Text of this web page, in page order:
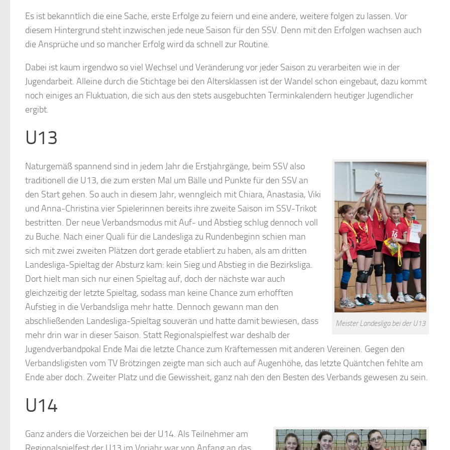
Es ist bekanntlich die eine Sache, erste Erfolge zu feiern und eine andere, weitere folgen zu lassen. Vor
diesem Hintergrund steht inzwischen jede neue Saison für den SSV. Denn mit den Erfolgen wachsen auch
die Ansprüche und so mancher Erfolg wird da schnell zur Routine.
Dabei ist kaum irgendwo so viel Wechsel und Veränderung vor jeder Saison zu verarbeiten wie in der
Jugendarbeit. Alleine durch die Stichtage bei den Altersklassen ist der Wandel schon eingebaut, dazu kommt
noch einiges an Fluktuation, die sich aus den stets ausgebuchten Terminkalendern heutiger Jugendlicher
ergibt.
U13
Meister Landesliga bei der U13
Naturgemäß spannend sind in jedem Jahr die Erstjahrgänge, beim SSV also
traditionell die U13, die zum ersten Mal um Bälle und Punkte für den SSV an
den Start gehen. So auch in diesem Jahr, wenngleich mit Chiara, Anastasia, Viki
und Anna-Christina vier Spielerinnen bereits ihre zweite Saison im SSV-Trikot
bestritten. Der neue Verbandsmodus mit Auf- und Abstieg schlug dennoch voll
zu Buche. Nach einer Quali für die Landesliga zu Rundenbeginn schien man
sich mit zwei zweiten Plätzen dort gerade etabliert zu haben, als am dritten
Landesliga-Spieltag der Absturz kam: kein Sieg und Abstieg in die Bezirksliga.
Dort hielt man sich nur einen Spieltag auf, doch der nächste war auch
gleichzeitig der letzte Spieltag, sodass man keine Chance zum erhofften
Aufstieg in die Verbandsliga mehr hatte. Dennoch gewann man den
abschließenden Landesliga-Spieltag souverän und hatte damit bewiesen, dass
mehr drin war in dieser Saison. Statt Regionalspielfest war deshalb der
Jugendverbandpokal Ende Mai die letzte Chance zum Kräftemessen mit anderen Vereinen. Gegen den
Verbandsligisten vom TV Brötzingen zeigte man sich auch auf Augenhöhe, das letzte Quäntchen fehlte am
Ende aber doch. Zweiter Platz und die Gewissheit, ganz nah den den Besten des Verbands gewesen zu sein.
U14
Ganz anders die Vorzeichen bei der U14. Als Teilnehmer am